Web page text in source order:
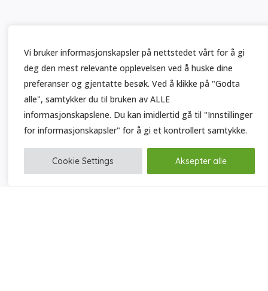
Vi bruker informasjonskapsler på nettstedet vårt for å gi
deg den mest relevante opplevelsen ved å huske dine
preferanser og gjentatte besøk. Ved å klikke på "Godta
alle", samtykker du til bruken av ALLE
informasjonskapslene. Du kan imidlertid gå til "Innstillinger
for informasjonskapsler" for å gi et kontrollert samtykke.
Cookie Settings Aksepter alle